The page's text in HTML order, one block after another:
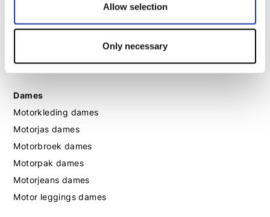
Allow selection
Only necessary
Motorhandschoenen heren
Dames
Motorkleding dames
Motorjas dames
Motorbroek dames
Motorpak dames
Motorjeans dames
Motor leggings dames